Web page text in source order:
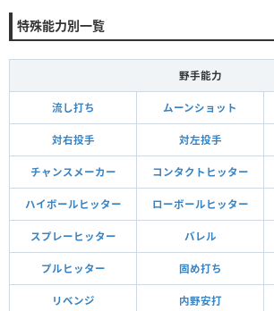
特殊能力別一覧
野手能力
流し打ち ムーンショット
対右投手 対左投手
チャンスメーカー コンタクトヒッター
ハイボールヒッター ローボールヒッター
スプレーヒッター バレル
プルヒッター 固め打ち
リベンジ 内野安打